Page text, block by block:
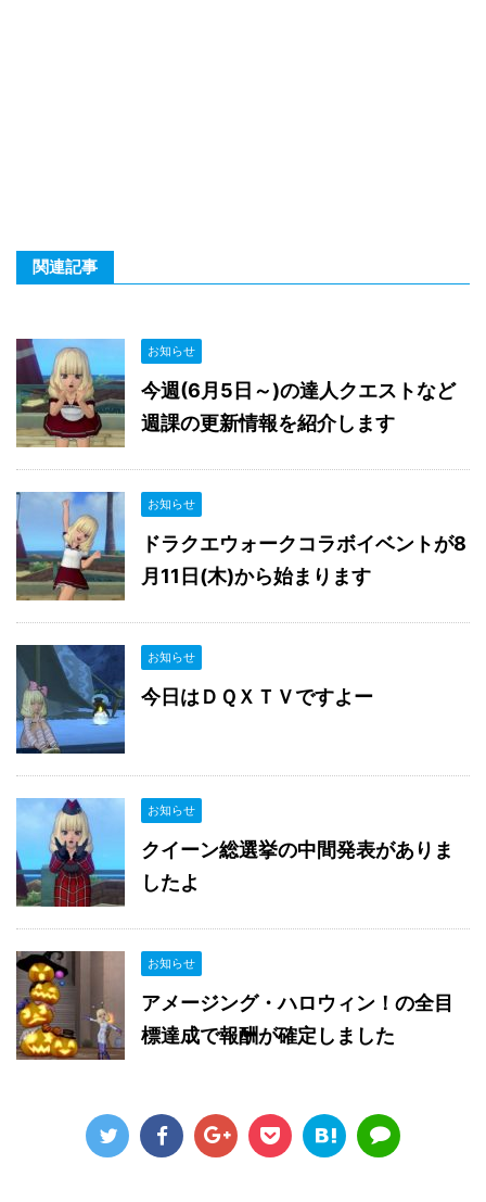
関連記事
お知らせ
今週(6月5日～)の達人クエストなど
週課の更新情報を紹介します
お知らせ
ドラクエウォークコラボイベントが8
月11日(木)から始まります
お知らせ
今日はＤＱＸＴＶですよー
お知らせ
クイーン総選挙の中間発表がありま
したよ
お知らせ
アメージング・ハロウィン！の全目
標達成で報酬が確定しました